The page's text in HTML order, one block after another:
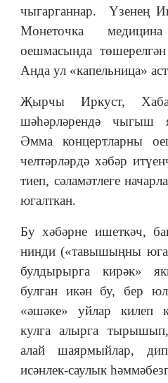
чыгарганнар. Үзенең
Монеточка
оешмасында
Анда ул «капельница»
Җырчы Иркуст,
шәһәрләрендә чыгыш
Әмма концертларны
челтәрләрдә хәбәр
тиеп, сәламәтлеге
югалткан.
Бу хәбәрне ишеткәч,
нинди («тавышыңны
булдырырга кирәк»
булган икән бу, бер
«әшәке» уйлар килеп
кулга алырга
алай шаярмыйлар,
исәнлек-саулык